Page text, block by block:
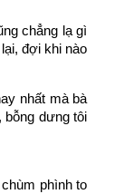
chẳng lạ gì
đợi khi nào
nhất mà bà
dưng tôi
phình to